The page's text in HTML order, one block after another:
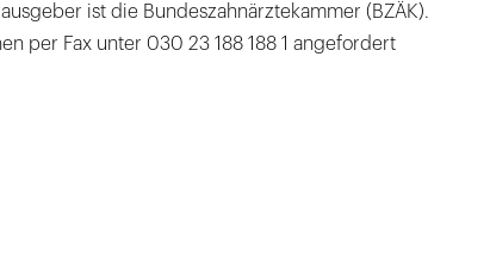
ist die Bundeszahnärztekammer (BZÄK).
per Fax unter 030 23 188 188 1 angefordert